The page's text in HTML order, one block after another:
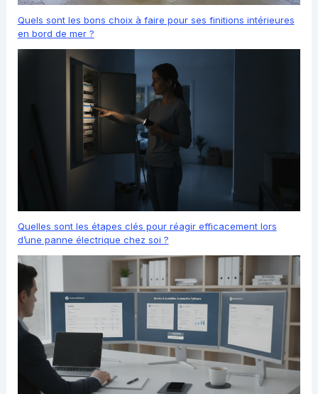
Quels sont les bons choix à faire pour ses finitions intérieures
en bord de mer ?
Quelles sont les étapes clés pour réagir efficacement lors
d’une panne électrique chez soi ?